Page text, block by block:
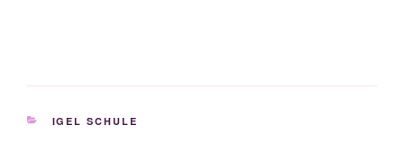
KATEGORIEN
IGEL SCHULE